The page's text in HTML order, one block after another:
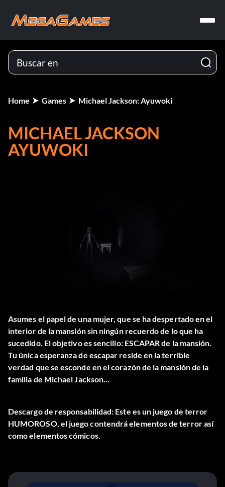
Home Games Michael Jackson: Ayuwoki
MICHAEL JACKSON
AYUWOKI
Asumes el papel de una mujer, que se ha despertado en el
interior de la mansión sin ningún recuerdo de lo que ha
sucedido. El objetivo es sencillo: ESCAPAR de la mansión.
Tu única esperanza de escapar reside en la terrible
verdad que se esconde en el corazón de la mansión de la
familia de Michael Jackson...
Descargo de responsabilidad: Este es un juego de terror
HUMOROSO, el juego contendrá elementos de terror así
como elementos cómicos.